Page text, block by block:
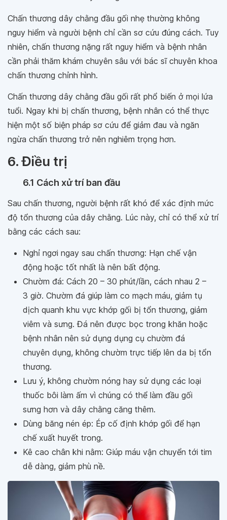
Chấn thương dây chằng đầu gối nhẹ thường không
nguy hiểm và người bệnh chỉ cần sơ cứu đúng cách. Tuy
nhiên, chấn thương nặng rất nguy hiểm và bệnh nhân
cần phải thăm khám chuyên sâu với bác sĩ chuyên khoa
chấn thương chỉnh hình.
Chấn thương dây chằng đầu gối rất phổ biến ở mọi lứa
tuổi. Ngay khi bị chấn thương, bệnh nhân có thể thực
hiện một số biện pháp sơ cứu để giảm đau và ngăn
ngừa chấn thương trở nên nghiêm trọng hơn.
6. Điều trị
6.1 Cách xử trí ban đầu
Sau chấn thương, người bệnh rất khó để xác định mức
độ tổn thương của dây chằng. Lúc này, chỉ có thể xử trí
bằng các cách sau:
Nghỉ ngơi ngay sau chấn thương: Hạn chế vận
động hoặc tốt nhất là nên bất động.
Chườm đá: Cách 20 – 30 phút/lần, cách nhau 2 –
3 giờ. Chườm đá giúp làm co mạch máu, giảm tụ
dịch quanh khu vực khớp gối bị tổn thương, giảm
viêm và sưng. Đá nên được bọc trong khăn hoặc
bệnh nhân nên sử dụng dụng cụ chườm đá
chuyên dụng, không chườm trực tiếp lên da bị tổn
thương.
Lưu ý, không chườm nóng hay sử dụng các loại
thuốc bôi làm ấm vì chúng có thể làm đầu gối
sưng hơn và dây chằng căng thêm.
Dùng băng nén ép: Ép cố định khớp gối để hạn
chế xuất huyết trong.
Kê cao chân khi nằm: Giúp máu vận chuyển tới tim
dễ dàng, giảm phù nề.